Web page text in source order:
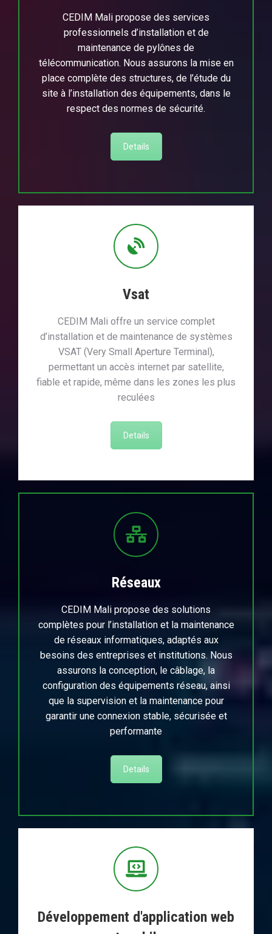
CEDIM Mali propose des services
professionnels d’installation et de
maintenance de pylônes de
télécommunication. Nous assurons la mise en
place complète des structures, de l’étude du
site à l’installation des équipements, dans le
respect des normes de sécurité.
Details
Vsat
CEDIM Mali offre un service complet
d’installation et de maintenance de systèmes
VSAT (Very Small Aperture Terminal),
permettant un accès internet par satellite,
fiable et rapide, même dans les zones les plus
reculées
Details
Réseaux
CEDIM Mali propose des solutions
complètes pour l’installation et la maintenance
de réseaux informatiques, adaptés aux
besoins des entreprises et institutions. Nous
assurons la conception, le câblage, la
configuration des équipements réseau, ainsi
que la supervision et la maintenance pour
garantir une connexion stable, sécurisée et
performante
Details
Développement d'application web